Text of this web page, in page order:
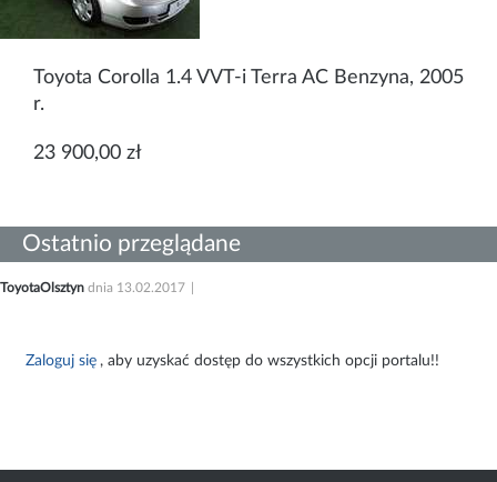
Toyota Corolla 1.4 VVT-i Terra AC Benzyna, 2005
r.
23 900,00 zł
Ostatnio przeglądane
ToyotaOlsztyn dnia 13.02.2017
Zaloguj się , aby uzyskać dostęp do wszystkich opcji portalu!!